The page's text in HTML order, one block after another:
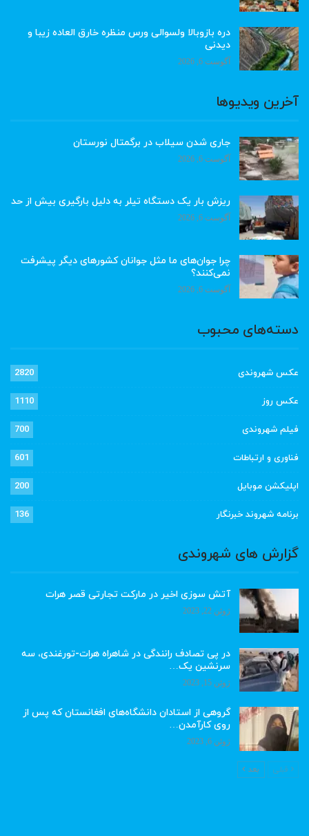
دره بازوبالا ولسوالی ورس منظره خارق العاده زیبا و
دیدنی
آگوست 6, 2026
آخرین ویدیوها
جاری شدن سیلاب در برگمتال نورستان
آگوست 6, 2026
ریزش بار یک دستگاه تیلر به دلیل بارگیری بیش از حد
آگوست 6, 2026
چرا جوان‌های ما مثل جوانان کشورهای دیگر پیشرفت
نمی‌کنند؟
آگوست 6, 2026
دسته‌های محبوب
عکس شهروندی 2820
عکس روز 1110
فیلم شهروندی 700
فناوری و ارتباطات 601
اپلیکشن موبایل 200
برنامه شهروند خبرنگار 136
گزارش های شهروندی
آتش سوزی اخیر در مارکت تجارتی قصر هرات
ژوئن 22, 2023
در پی تصادف رانندگی در شاهراه هرات-تورغندی، سه
سرنشین یک…
ژوئن 15, 2023
گروهی از استادان دانشگاه‌های افغانستان که پس از
روی کارآمدن…
ژوئن 6, 2023
قبلی بعد